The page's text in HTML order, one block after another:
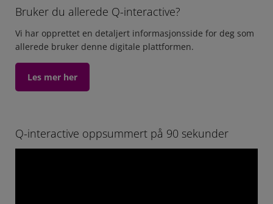
Bruker du allerede Q-interactive?
Vi har opprettet en detaljert informasjonsside for deg som
allerede bruker denne digitale plattformen.
Les mer her
Q-interactive oppsummert på 90 sekunder